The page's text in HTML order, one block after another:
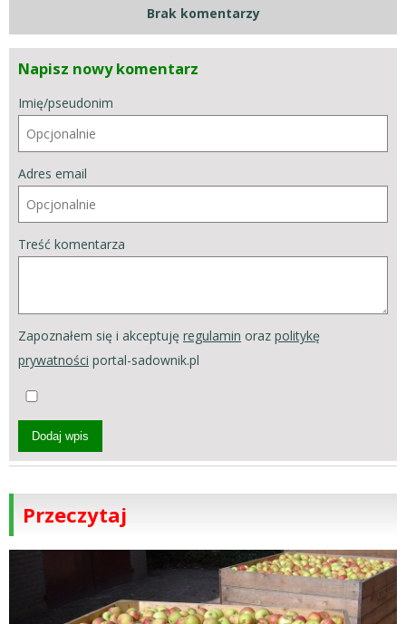
Brak komentarzy
Napisz nowy komentarz
Imię/pseudonim
Adres email
Treść komentarza
Zapoznałem się i akceptuję regulamin oraz politykę
prywatności portal-sadownik.pl
Dodaj wpis
Przeczytaj